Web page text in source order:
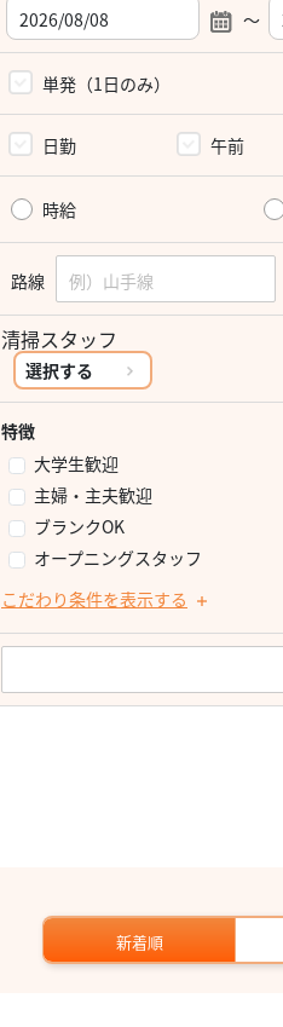
～
単発（1日のみ）
日勤 午前
時給
路線
清掃スタッフ
選択する
特徴
大学生歓迎
主婦・主夫歓迎
ブランクOK
オープニングスタッフ
こだわり条件を表示する
新着順